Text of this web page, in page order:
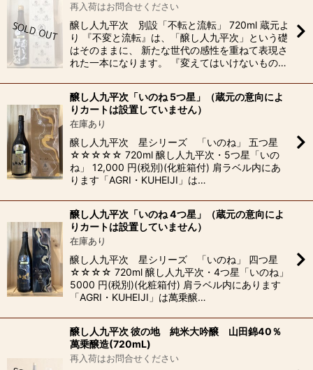
並び順 :
絞り込む
再入荷はお問合せください
醸し人九平次 別設「不転と流転」 720ml 蔵元よ
り 『不変と流転』は、「醸し人九平次」という礎
はそのままに、 新たな世代の感性を重ねて表現さ
れた一本になります。 『変えてはいけないもの…
醸し人九平次「いのね 5つ星」（蔵元の意向によ
りカートは設置していません）
在庫あり
醸し人九平次 星シリーズ 「いのね」 五つ星
☆☆☆☆☆ 720ml 醸し人九平次・5つ星「いの
ね」 12,000 円(税別)(化粧箱付) 肩ラベル内にあ
ります「AGRI・KUHEIJI」は…
醸し人九平次「いのね 4つ星」（蔵元の意向によ
りカートは設置していません）
在庫あり
醸し人九平次 星シリーズ 「いのね」 四つ星
☆☆☆☆ 720ml 醸し人九平次・4つ星「いのね」
5000 円(税別)(化粧箱付) 肩ラベル内にあります
「AGRI・KUHEIJI」は萬乗醸…
醸し人九平次 彼の地 純米大吟醸 山田錦40％
萬乗醸造(720mL)
再入荷はお問合せください